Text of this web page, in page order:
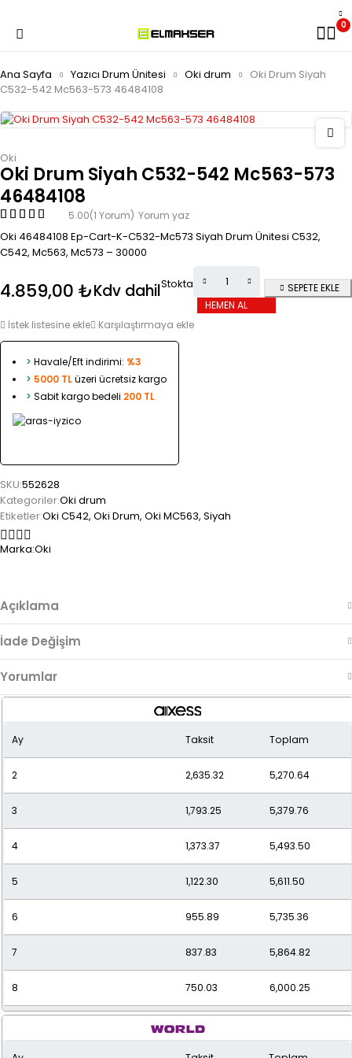
0
Ana Sayfa Yazıcı Drum Ünitesi Oki drum
Oki Drum Siyah
C532-542 Mc563-573 46484108
Oki
Oki Drum Siyah C532-542 Mc563-573
46484108
5.00(1 Yorum) Yorum yaz
Oki 46484108 Ep-Cart-K-C532-Mc573 Siyah Drum Ünitesi C532,
C542, Mc563, Mc573 – 30000
4.859,00 ₺Kdv dahilStokta
SEPETE EKLE
HEMEN AL
İstek listesine ekle
Karşılaştırmaya ekle
> Havale/Eft indirimi: %3
> 5000 TLüzeri ücretsiz kargo
> Sabit kargo bedeli 200 TL
SKU:552628
Kategoriler:Oki drum
Etiketler:Oki C542, Oki Drum, Oki MC563, Siyah
Marka:Oki
Açıklama
İade Değişim
Yorumlar
Ay Taksit Toplam
2 2,635.32 5,270.64
3 1,793.25 5,379.76
4 1,373.37 5,493.50
5 1,122.30 5,611.50
6 955.89 5,735.36
7 837.83 5,864.82
8 750.03 6,000.25
682.45